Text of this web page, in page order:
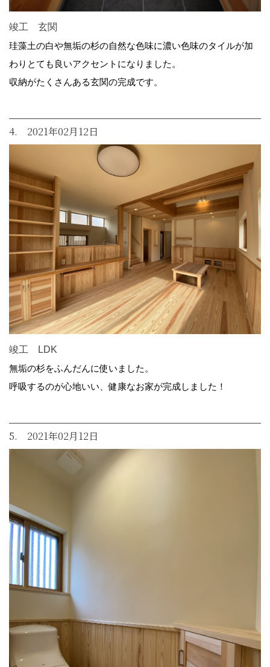
竣工 玄関
珪藻土の白や無垢の杉の自然な色味に濃い色味のタイルが加
わりとても良いアクセントになりました。
収納がたくさんある玄関の完成です。
4. 2021年02月12日
竣工 LDK
無垢の杉をふんだんに使いました。
呼吸するのが心地いい、健康なお家が完成しました！
5. 2021年02月12日